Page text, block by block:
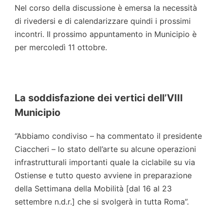
Nel corso della discussione è emersa la necessità
di rivedersi e di calendarizzare quindi i prossimi
incontri. Il prossimo appuntamento in Municipio è
per mercoledì 11 ottobre.
La soddisfazione dei vertici dell’VIII
Municipio
“Abbiamo condiviso – ha commentato il presidente
Ciaccheri – lo stato dell’arte su alcune operazioni
infrastrutturali importanti quale la ciclabile su via
Ostiense e tutto questo avviene in preparazione
della Settimana della Mobilità [dal 16 al 23
settembre n.d.r.] che si svolgerà in tutta Roma”.